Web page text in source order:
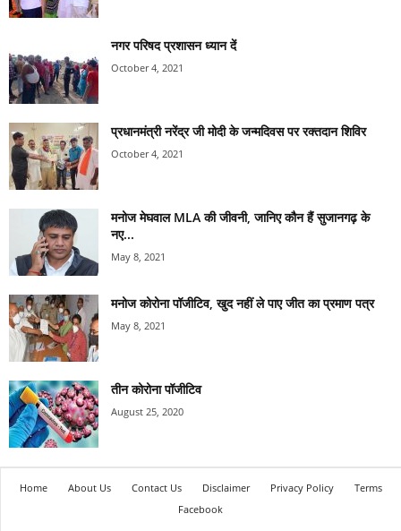
नगर परिषद प्रशासन ध्यान दें
October 4, 2021
प्रधानमंत्री नरेंद्र जी मोदी के जन्मदिवस पर रक्तदान शिविर
October 4, 2021
मनोज मेघवाल MLA की जीवनी, जानिए कौन हैं सुजानगढ़ के
नए...
May 8, 2021
मनोज कोरोना पॉजीटिव, खुद नहीं ले पाए जीत का प्रमाण पत्र
May 8, 2021
तीन कोरोना पॉजीटिव
August 25, 2020
Home About Us Contact Us Disclaimer Privacy Policy
Terms
Facebook